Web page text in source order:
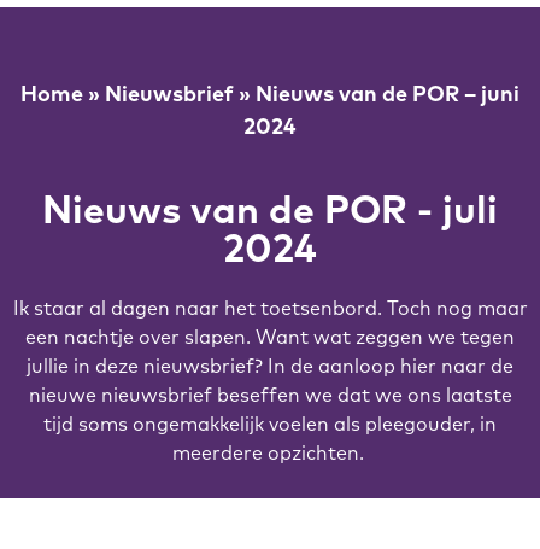
Home » Nieuwsbrief » Nieuws van de POR – juni
2024
Nieuws van de POR - juli
2024
Ik staar al dagen naar het toetsenbord. Toch nog maar
een nachtje over slapen. Want wat zeggen we tegen
jullie in deze nieuwsbrief?
In de aanloop hier naar de
nieuwe nieuwsbrief beseffen we dat we ons laatste
tijd soms ongemakkelijk voelen als pleegouder, in
meerdere opzichten.